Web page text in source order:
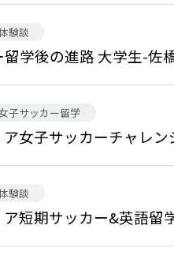
験談
学後の進路 大学生-佐
子サッカー留学
女子サッカーチャレ
験談
短期サッカー&英語留